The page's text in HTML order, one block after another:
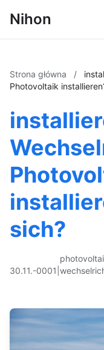
Nihon
Strona główna /
Photovoltaik
sich?
30.11.-0001